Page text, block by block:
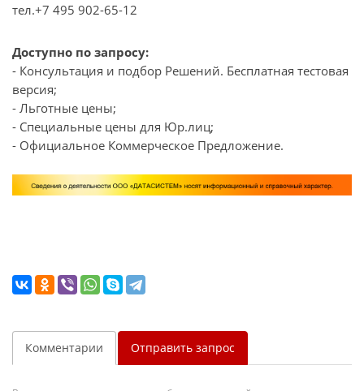
тел.+7 495 902-65-12
Доступно по запросу:
- Консультация и подбор Решений. Бесплатная тестовая
версия;
- Льготные цены;
- Специальные цены для Юр.лиц;
- Официальное Коммерческое Предложение.
Комментарии Отправить запрос